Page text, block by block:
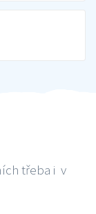
třeba i v